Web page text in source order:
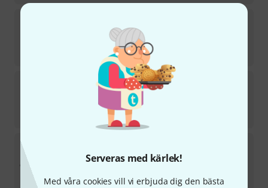
Serveras med kärlek!
Med våra cookies vill vi erbjuda dig den bästa
76
BG France S10SH Saxophone Strap
19
i lager
9
998kr